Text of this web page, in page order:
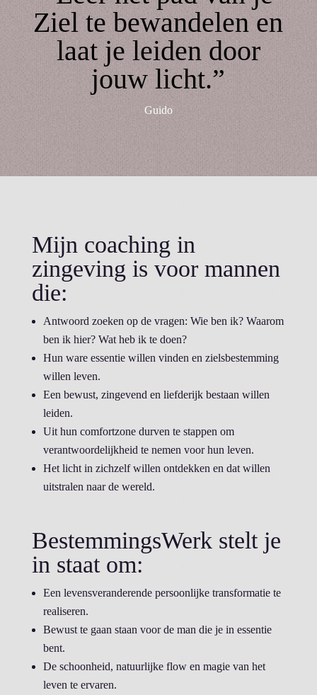
Ziel te bewandelen en
laat je leiden door
jouw licht.”
Guido
Mijn coaching in
zingeving is voor mannen
die:
Antwoord zoeken op de vragen: Wie ben ik? Waarom
ben ik hier? Wat heb ik te doen?
Hun ware essentie willen vinden en zielsbestemming
willen leven.
Een bewust, zingevend en liefderijk bestaan willen
leiden.
Uit hun comfortzone durven te stappen om
verantwoordelijkheid te nemen voor hun leven.
Het licht in zichzelf willen ontdekken en dat willen
uitstralen naar de wereld.
BestemmingsWerk stelt je
in staat om:
Een levensveranderende persoonlijke transformatie te
realiseren.
Bewust te gaan staan voor de man die je in essentie
bent.
De schoonheid, natuurlijke flow en magie van het
leven te ervaren.